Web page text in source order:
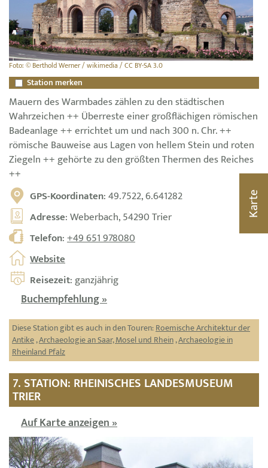
Foto: © Berthold Werner / wikimedia / CC BY-SA 3.0
Station merken
Mauern des Warmbades zählen zu den städtischen
Wahrzeichen ++ Überreste einer großflächigen römischen
Badeanlage ++ errichtet um und nach 300 n. Chr. ++
römische Bauweise aus Lagen von hellem Stein und roten
Ziegeln ++ gehörte zu den größten Thermen des Reiches
++
GPS-Koordinaten: 49.7522, 6.641282
Adresse: Weberbach, 54290 Trier
Telefon:+49 651 978080
Website
Reisezeit: ganzjährig
Buchempfehlung »
Diese Station gibt es auch in den Touren:Roemische Architektur der
Antike,Archaeologie an Saar, Mosel und Rhein,Archaeologie in
Rheinland Pfalz
7. STATION: RHEINISCHES LANDESMUSEUM
TRIER
Auf Karte anzeigen »
Karte